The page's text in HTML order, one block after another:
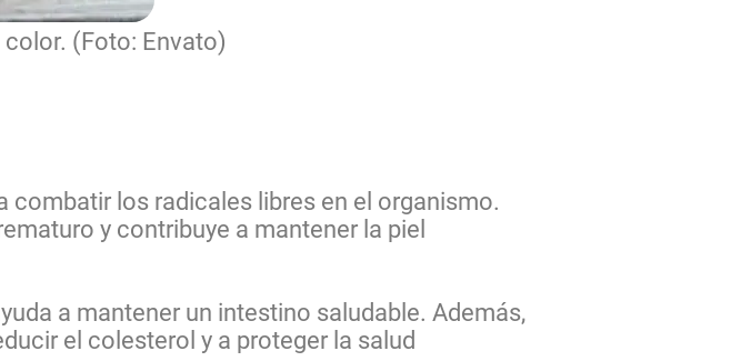
(Foto: Envato)
combatir los radicales libres en el organismo.
y contribuye a mantener la piel
a mantener un intestino saludable. Además,
el colesterol y a proteger la salud